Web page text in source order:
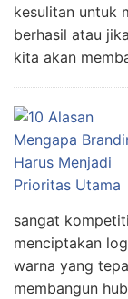
kesulitan untuk
berhasil atau
kita akan
sangat
menciptakan
warna yang
membangun